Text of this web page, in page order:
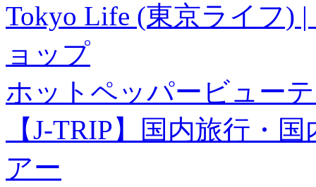
Tokyo Life (東京ライフ)
ョップ
ホットペッパービュー
【J-TRIP】国内旅行・
アー